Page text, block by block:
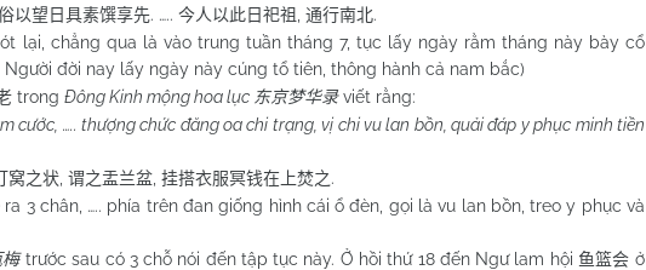
以望日具素馔享先. ….. 今人以此日祀祖 通行南北.
chẳng qua là vào trung tuần tháng 7, tục lấy ngày rằm tháng này bày cổ
đời nay lấy ngày này cúng tổ tiên, thông hành cả nam bắc)
trong Đông Kinh mộng hoa lục 东京梦华录viết rằng:
cước, ….. thượng chức đăng oa chi trạng, vị chi vu lan bồn, quải đáp y phục minh tiền
窝之状 谓之盂兰盆 挂搭衣服冥钱在上焚之 .
….. phía trên đan giống hình cái ổ đèn, gọi là vu lan bồn, treo y phục và
梅trước sau có 3 chỗ nói đến tập tục này. Ở hồi thứ 18 đến Ngư lam hội 鱼篮会 ở